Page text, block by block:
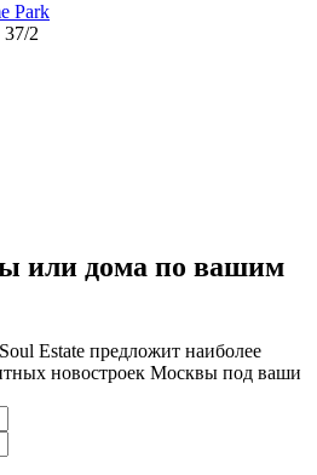
Park
2
или дома по вашим
Estate предложит наиболее
новостроек Москвы под ваши